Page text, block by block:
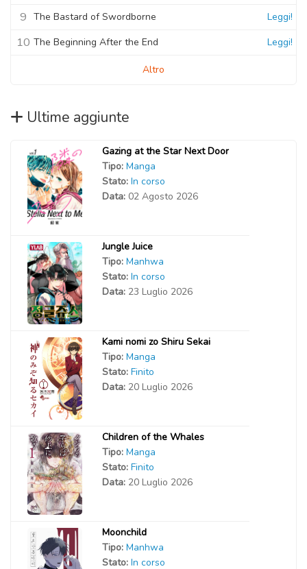
9 The Bastard of Swordborne Leggi!
10 The Beginning After the End Leggi!
Altro
Ultime aggiunte
Gazing at the Star Next Door
Tipo: Manga
Stato: In corso
Data: 02 Agosto 2026
Jungle Juice
Tipo: Manhwa
Stato: In corso
Data: 23 Luglio 2026
Kami nomi zo Shiru Sekai
Tipo: Manga
Stato: Finito
Data: 20 Luglio 2026
Children of the Whales
Tipo: Manga
Stato: Finito
Data: 20 Luglio 2026
Moonchild
Tipo: Manhwa
Stato: In corso